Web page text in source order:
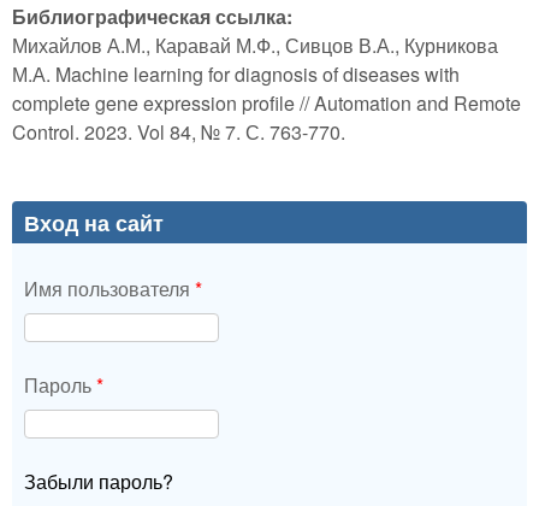
Библиографическая ссылка:
Михайлов А.М., Каравай М.Ф., Сивцов В.А., Курникова
М.А. Machine learning for diagnosis of diseases with
complete gene expression profile // Automation and Remote
Control. 2023. Vol 84, № 7. С. 763-770.
Вход на сайт
Имя пользователя *
Пароль*
Забыли пароль?